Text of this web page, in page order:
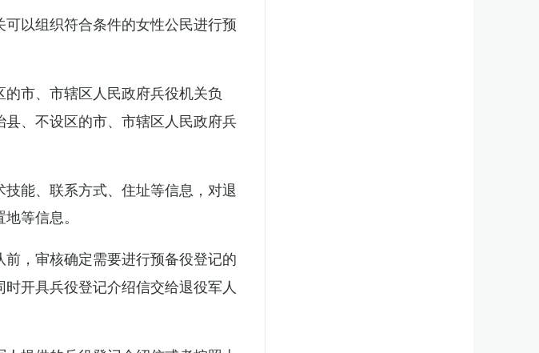
以组织符合条件的女性公民进行预
市、市辖区人民政府兵役机关负
、不设区的市、市辖区人民政府兵
能、联系方式、住址等信息，对退
等信息。
，审核确定需要进行预备役登记的
开具兵役登记介绍信交给退役军人